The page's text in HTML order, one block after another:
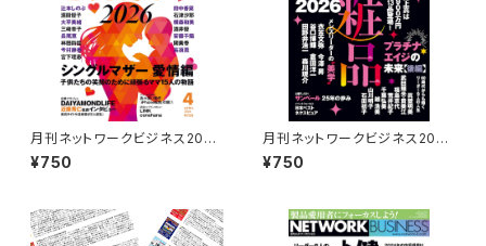
月刊ネットワークビジネス2026
年４月号
¥750
月刊ネットワークビジネス2026
年7月号
¥750